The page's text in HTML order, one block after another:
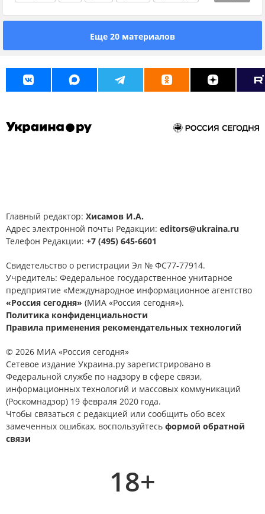
НАТО Россия Дональд Трамп
Северный морской путь Китай ресурсы
Еще 20 материалов
Главный редактор: Хисамов И.А.
Адрес электронной почты Редакции: editors@ukraina.ru
Телефон Редакции: +7 (495) 645-6601
Свидетельство о регистрации Эл № ФС77-77914.
Учредитель: Федеральное государственное унитарное
предприятие «Международное информационное агентство
«Россия сегодня» (МИА «Россия сегодня»).
Политика конфиденциальности
Правила применения рекомендательных технологий
© 2026 МИА «Россия сегодня»
Сетевое издание Украина.ру зарегистрировано в
Федеральной службе по надзору в сфере связи,
информационных технологий и массовых коммуникаций
(Роскомнадзор) 19 февраля 2020 года.
Чтобы связаться с редакцией или сообщить обо всех
замеченных ошибках, воспользуйтесь формой обратной
связи
18+